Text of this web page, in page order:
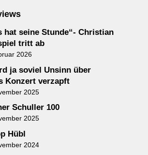
hat seine Stunde“- Christian
tritt ab
2026
ja soviel Unsinn über
Konzert verzapft
2025
Schuller 100
2025
Hübl
2024